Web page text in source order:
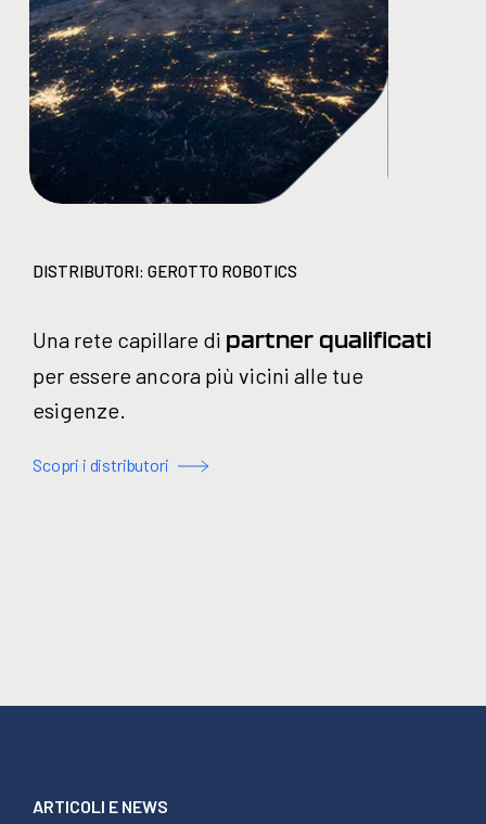
DISTRIBUTORI: GEROTTO ROBOTICS
Una rete capillare di partner qualificati
per essere ancora più vicini alle tue
esigenze.
Scopri i distributori
ARTICOLI E NEWS